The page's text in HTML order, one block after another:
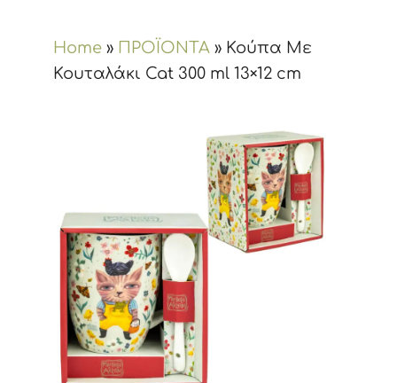
Home » ΠΡΟΪΟΝΤΑ » Κούπα Με
Κουταλάκι Cat 300 ml 13×12 cm